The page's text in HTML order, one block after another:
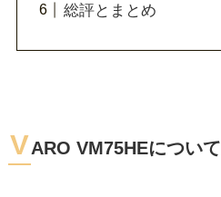
総評とまとめ
VARO VM75HEについて